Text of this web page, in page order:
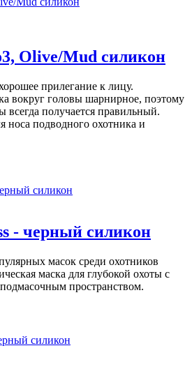
Olive/Mud силикон
прилегание к лицу.
вокруг головы шарнирное, поэтому
всегда получается правильный.
носа подводного охотника и
- черный силикон
масок среди охотников
маска для глубокой охоты с
пространством.